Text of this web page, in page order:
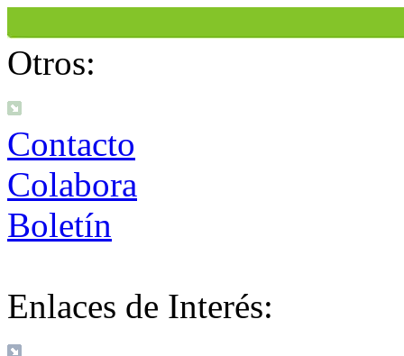
Otros:
Contacto
Colabora
Boletín
Enlaces de Interés: